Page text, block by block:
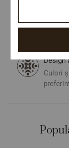
Costul
ОЕКО-
Design
Culori